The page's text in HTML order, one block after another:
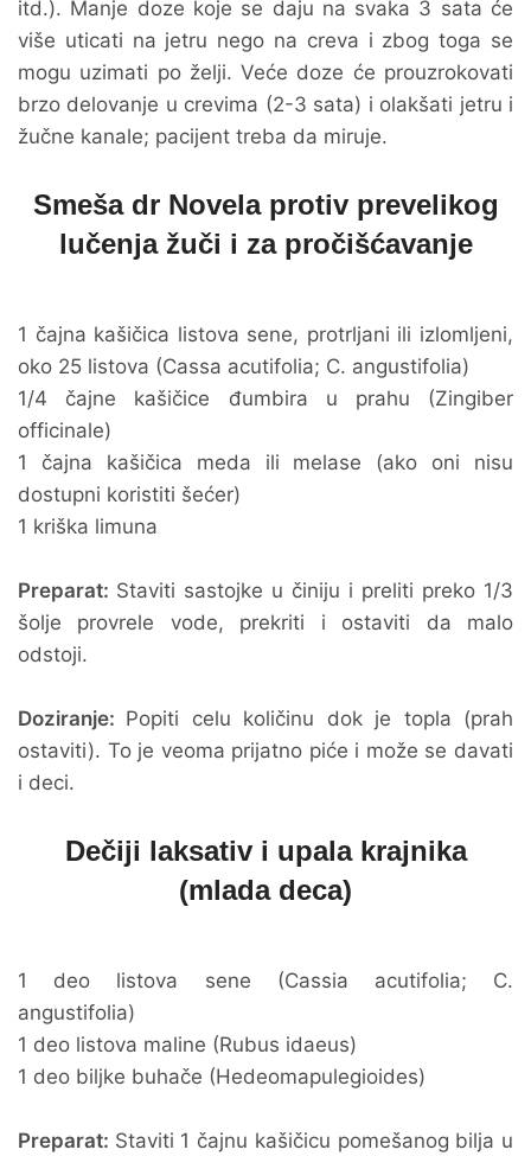
itd.). Manje doze koje se daju na svaka 3 sata će
više uticati na jetru nego na creva i zbog toga se
mogu uzimati po želji. Veće doze će prouzrokovati
brzo delovanje u crevima (2-3 sata) i olakšati jetru i
žučne kanale; pacijent treba da miruje.
Smeša dr Novela protiv prevelikog
lučenja žuči i za pročišćavanje
1 čajna kašičica listova sene, protrljani ili izlomljeni,
oko 25 listova (Cassa acutifolia; C. angustifolia)
1/4 čajne kašičice đumbira u prahu (Zingiber
officinale)
1 čajna kašičica meda ili melase (ako oni nisu
dostupni koristiti šećer)
1 kriška limuna
Preparat: Staviti sastojke u činiju i preliti preko 1/3
šolje provrele vode, prekriti i ostaviti da malo
odstoji.
Doziranje: Popiti celu količinu dok je topla (prah
ostaviti). To je veoma prijatno piće i može se davati
i deci.
Dečiji laksativ i upala krajnika
(mlada deca)
1 deo listova sene (Cassia acutifolia; C.
angustifolia)
1 deo listova maline (Rubus idaeus)
1 deo biljke buhače (Hedeomapulegioides)
Preparat: Staviti 1 čajnu kašičicu pomešanog bilja u